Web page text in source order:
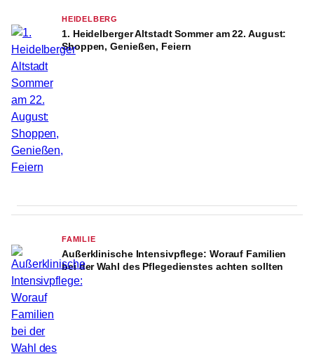
HEIDELBERG
1. Heidelberger Altstadt Sommer am 22. August:
Shoppen, Genießen, Feiern
FAMILIE
Außerklinische Intensivpflege: Worauf Familien
bei der Wahl des Pflegedienstes achten sollten